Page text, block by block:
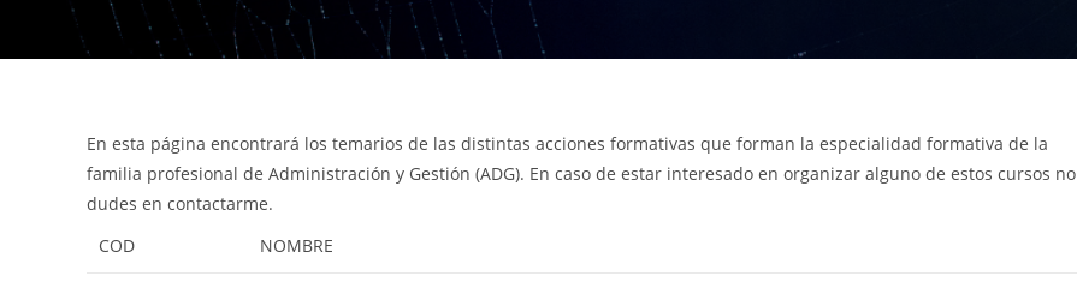
En esta página encontrará los temarios de las distintas acciones formativas que forman la especialidad formativa de la
familia profesional de Administración y Gestión (ADG). En caso de estar interesado en organizar alguno de estos cursos no
dudes en contactarme.
COD
NOMBRE